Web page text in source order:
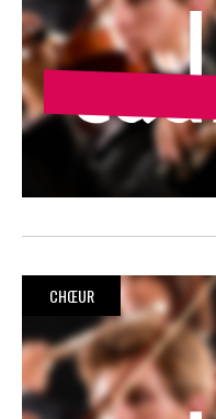
CHŒUR